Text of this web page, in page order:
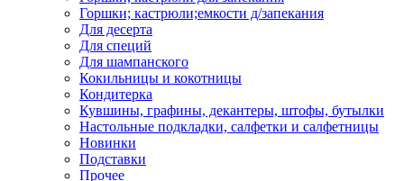
Горшки; кастрюли;емкости д/запекания
Для десерта
Для специй
Для шампанского
Кокильницы и кокотницы
Кондитерка
Кувшины, графины, декантеры, штофы, бутылки
Настольные подкладки, салфетки и салфетницы
Новинки
Подставки
Прочее